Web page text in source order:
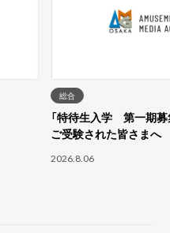
総合
「特待生入学 第一期募
ご受験された皆さまへ
2026.8.06